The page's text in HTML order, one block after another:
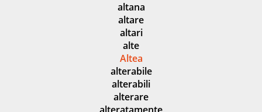
altana
altare
altari
alte
Altea
alterabile
alterabili
alterare